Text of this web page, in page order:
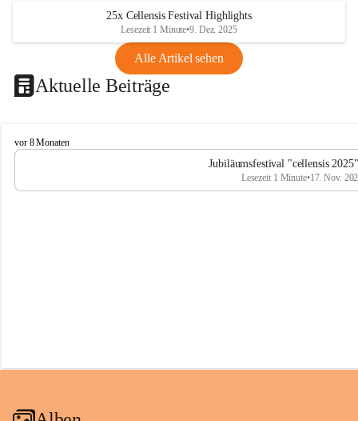
25x Cellensis Festival Highlights
Lesezeit 1 Minute•9. Dez. 2025
Alle Artikel sehen
Aktuelle Beiträge
C
e
l
vor 8 Monaten
Jubiläumsfestival "cellensis
Lesezeit 1 Minute•17. Nov.